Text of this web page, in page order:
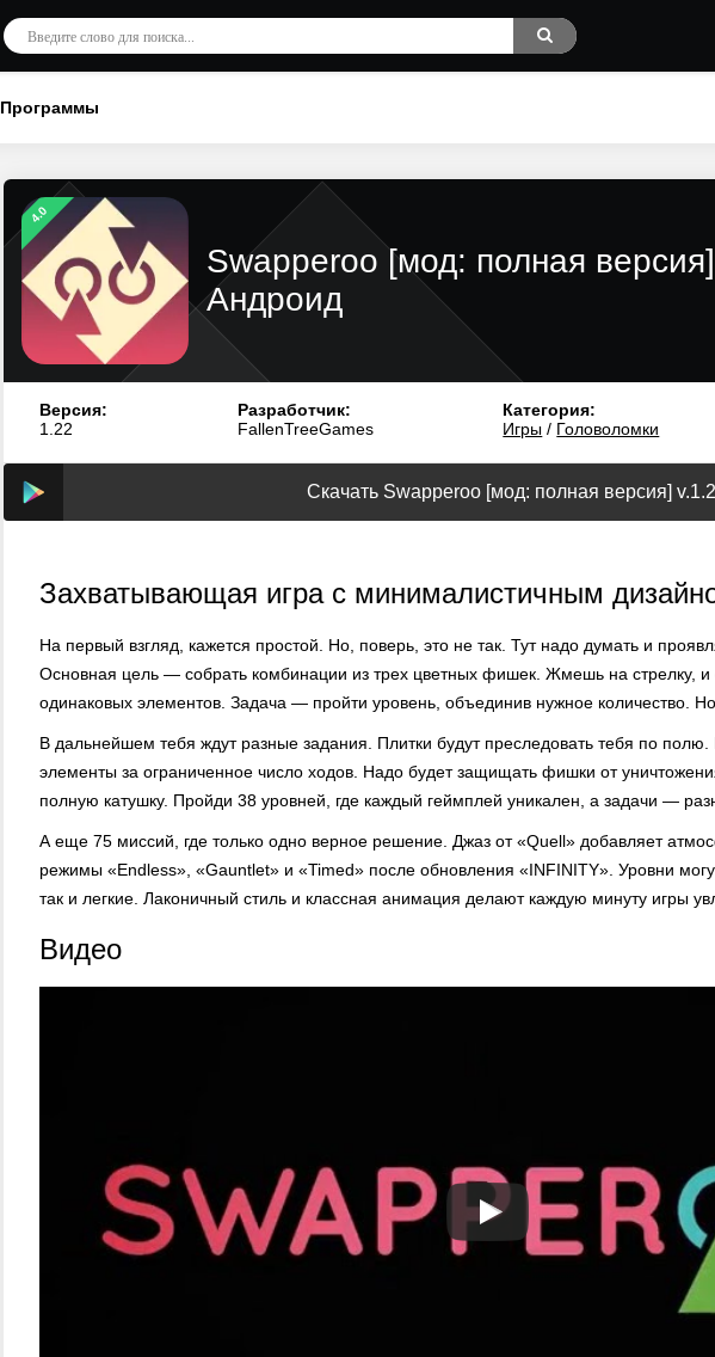
Программы
4.0
Swapperoo [мод: полная
Андроид
Версия:
1.22
Разработчик:
FallenTreeGames
Категория:
Игры / Головоломки
Скачать Swapperoo [мод: полная версия]
Захватывающая игра с минималистичным
На первый взгляд, кажется простой. Но, поверь, это не так. Тут надо думать и
Основная цель — собрать комбинации из трех цветных фишек. Жмешь на стрелку, и
одинаковых элементов. Задача — пройти уровень, объединив нужное количество.
В дальнейшем тебя ждут разные задания. Плитки будут преследовать тебя по полю.
элементы за ограниченное число ходов. Надо будет защищать фишки от
полную катушку. Пройди 38 уровней, где каждый геймплей уникален, а задачи —
А еще 75 миссий, где только одно верное решение. Джаз от «Quell» добавляет
режимы «Endless», «Gauntlet» и «Timed» после обновления «INFINITY». Уровни
так и легкие. Лаконичный стиль и классная анимация делают каждую минуту игры
Видео